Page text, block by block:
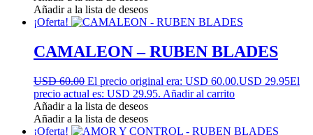
Añadir a la lista de deseos
¡Oferta!
CAMALEON – RUBEN BLADES
USD 60.00 El precio original era: USD 60.00.USD 29.95El
precio actual es: USD 29.95. Añadir al carrito
Añadir a la lista de deseos
Añadir a la lista de deseos
¡Oferta!